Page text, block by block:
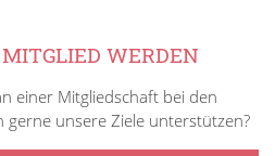
WERDEN
einer Mitgliedschaft bei den
gerne unsere Ziele unterstützen?